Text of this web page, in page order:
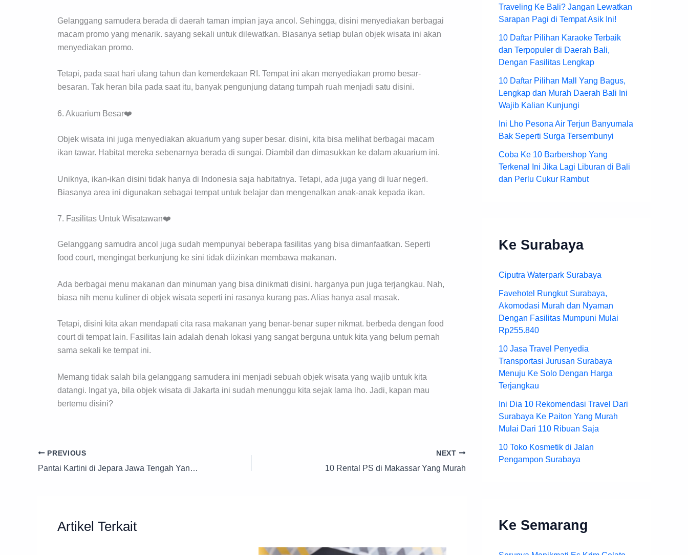
Gelanggang samudera berada di daerah taman impian jaya ancol. Sehingga, disini menyediakan berbagai
macam promo yang menarik. sayang sekali untuk dilewatkan. Biasanya setiap bulan objek wisata ini akan
menyediakan promo.
Tetapi, pada saat hari ulang tahun dan kemerdekaan RI. Tempat ini akan menyediakan promo besar-
besaran. Tak heran bila pada saat itu, banyak pengunjung datang tumpah ruah menjadi satu disini.
6. Akuarium Besar❤️
Objek wisata ini juga menyediakan akuarium yang super besar. disini, kita bisa melihat berbagai macam
ikan tawar. Habitat mereka sebenarnya berada di sungai. Diambil dan dimasukkan ke dalam akuarium ini.
Uniknya, ikan-ikan disini tidak hanya di Indonesia saja habitatnya. Tetapi, ada juga yang di luar negeri.
Biasanya area ini digunakan sebagai tempat untuk belajar dan mengenalkan anak-anak kepada ikan.
7. Fasilitas Untuk Wisatawan❤️
Gelanggang samudra ancol juga sudah mempunyai beberapa fasilitas yang bisa dimanfaatkan. Seperti
food court, mengingat berkunjung ke sini tidak diizinkan membawa makanan.
Ada berbagai menu makanan dan minuman yang bisa dinikmati disini. harganya pun juga terjangkau. Nah,
biasa nih menu kuliner di objek wisata seperti ini rasanya kurang pas. Alias hanya asal masak.
Tetapi, disini kita akan mendapati cita rasa makanan yang benar-benar super nikmat. berbeda dengan food
court di tempat lain. Fasilitas lain adalah denah lokasi yang sangat berguna untuk kita yang belum pernah
sama sekali ke tempat ini.
Memang tidak salah bila gelanggang samudera ini menjadi sebuah objek wisata yang wajib untuk kita
datangi. Ingat ya, bila objek wisata di Jakarta ini sudah menunggu kita sejak lama lho. Jadi, kapan mau
bertemu disini?
PREVIOUS
Pantai Kartini di Jepara Jawa Tengah Yang Ada Kura Kura Raksasa Sudah Buka Atau Tutup?
NEXT
10 Rental PS di Makassar Yang Murah
Artikel Terkait
Traveling Ke Bali? Jangan Lewatkan
Sarapan Pagi di Tempat Asik Ini!
10 Daftar Pilihan Karaoke Terbaik
dan Terpopuler di Daerah Bali,
Dengan Fasilitas Lengkap
10 Daftar Pilihan Mall Yang Bagus,
Lengkap dan Murah Daerah Bali Ini
Wajib Kalian Kunjungi
Ini Lho Pesona Air Terjun Banyumala
Bak Seperti Surga Tersembunyi
Coba Ke 10 Barbershop Yang
Terkenal Ini Jika Lagi Liburan di Bali
dan Perlu Cukur Rambut
Ke Surabaya
Ciputra Waterpark Surabaya
Favehotel Rungkut Surabaya,
Akomodasi Murah dan Nyaman
Dengan Fasilitas Mumpuni Mulai
Rp255.840
10 Jasa Travel Penyedia
Transportasi Jurusan Surabaya
Menuju Ke Solo Dengan Harga
Terjangkau
Ini Dia 10 Rekomendasi Travel Dari
Surabaya Ke Paiton Yang Murah
Mulai Dari 110 Ribuan Saja
10 Toko Kosmetik di Jalan
Pengampon Surabaya
Ke Semarang